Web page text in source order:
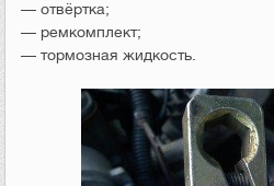
— отвёртка;
— ремкомплект;
— тормозная жидкость.